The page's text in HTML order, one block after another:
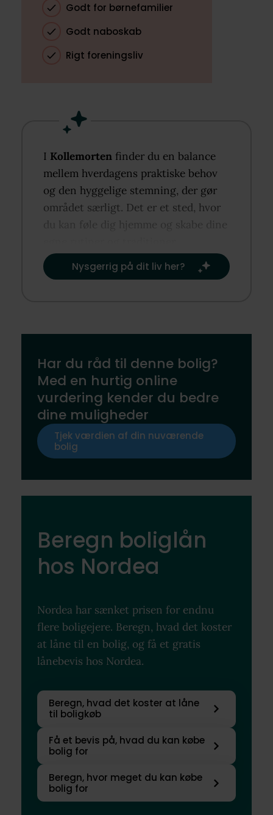
Godt for børnefamilier
Godt naboskab
Rigt foreningsliv
I Kollemorten finder du en balance
mellem hverdagens praktiske behov
og den hyggelige stemning, der gør
området særligt. Det er et sted, hvor
du kan føle dig hjemme og skabe dine
Nysgerrig på dit liv her?​
Har du råd til denne bolig?
Med en hurtig online
vurdering kender du bedre
dine muligheder
Tjek værdien af din nuværende
bolig
Beregn boliglån
hos Nordea
Nordea har sænket prisen for endnu
flere boligejere. Beregn, hvad det koster
at låne til en bolig, og få et gratis
lånebevis hos Nordea.
Beregn, hvad det koster at låne
til boligkøb
Få et bevis på, hvad du kan købe
bolig for
Beregn, hvor meget du kan købe
bolig for